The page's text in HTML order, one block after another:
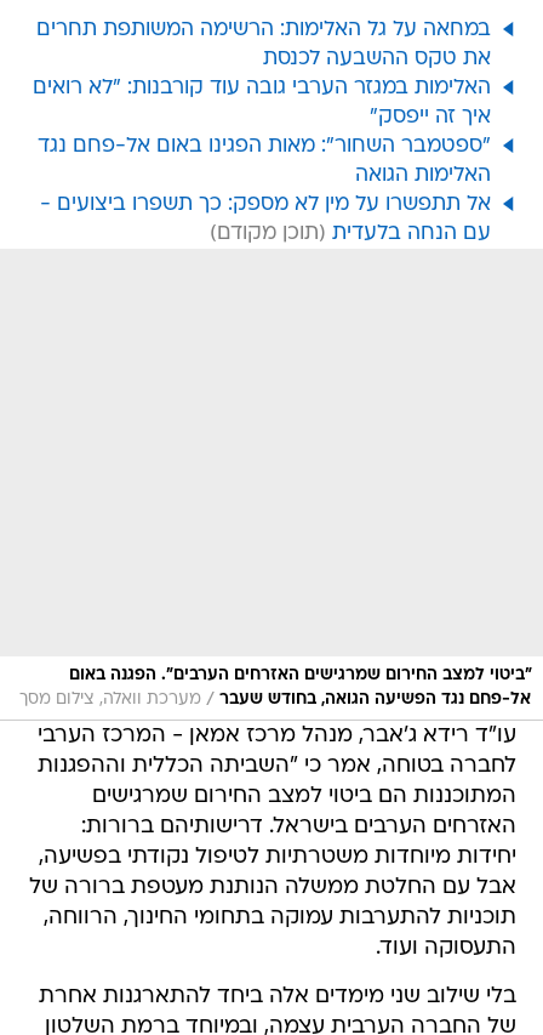
במחאה על גל האלימות: הרשימה המשותפת תחרים
את טקס ההשבעה לכנסת
האלימות במגזר הערבי גובה עוד קורבנות: "לא רואים
איך זה ייפסק"
"ספטמבר השחור": מאות הפגינו באום אל-פחם נגד
האלימות הגואה
אל תתפשרו על מין לא מספק: כך תשפרו ביצועים -
עם הנחה בלעדית
"ביטוי למצב החירום שמרגישים האזרחים הערבים". הפגנה באום
אל-פחם נגד הפשיעה הגואה, בחודש שעבר / מערכת וואלה, צילום מסך
עו"ד רידא ג'אבר, מנהל מרכז אמאן - המרכז הערבי
לחברה בטוחה, אמר כי "השביתה הכללית וההפגנות
המתוכננות הם ביטוי למצב החירום שמרגישים
האזרחים הערבים בישראל. דרישותיהם ברורות:
יחידות מיוחדות משטרתיות לטיפול נקודתי בפשיעה,
אבל עם החלטת ממשלה הנותנת מעטפת ברורה של
תוכניות להתערבות עמוקה בתחומי החינוך, הרווחה,
התעסוקה ועוד.
בלי שילוב שני מימדים אלה ביחד להתארגנות אחרת
של החברה הערבית עצמה, ובמיוחד ברמת השלטון